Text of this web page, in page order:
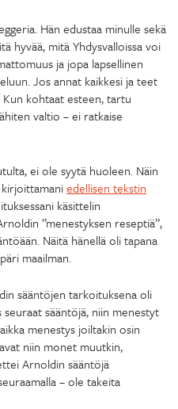
Hän edustaa minulle sekä
hyvää, mitä Yhdysvalloissa voi
ja jopa lapsellinen
Jos annat kaikkesi ja teet
kohtaat esteen, tartu
valtio – ei ratkaise
ei ole syytä huoleen. Näin
edellisen tekstin
käsittelin
”menestyksen reseptiä”,
Näitä hänellä oli tapana
maailman.
sääntöjen tarkoituksena oli
sääntöjä, niin menestyt
menestys joiltakin osin
niin monet muutkin,
Arnoldin sääntöjä
– ole takeita